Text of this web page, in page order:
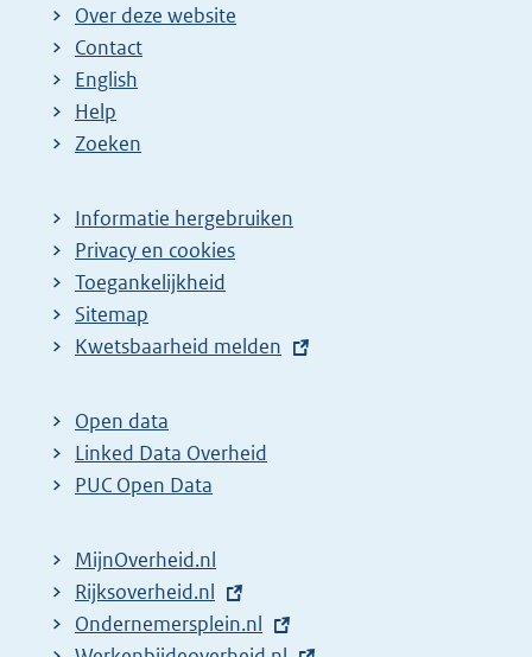
Over deze website
Contact
English
Help
Zoeken
Informatie hergebruiken
Privacy en cookies
Toegankelijkheid
Sitemap
E
t
e
r
l
i
n
Kwetsbaarheid melden
Open data
Linked Data Overheid
PUC Open Data
MijnOverheid.nl
E
x
Rijksoverheid.nl
E
Ondernemersplein.nl